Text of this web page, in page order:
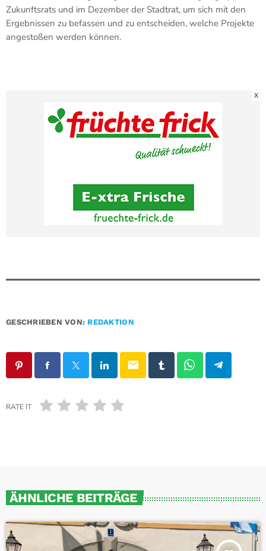
Zukunftsrats und im Dezember der Stadtrat, um sich mit den
Ergebnissen zu befassen und zu entscheiden, welche Projekte
angestoßen werden können.
X
GESCHRIEBEN VON: REDAKTION
email
RATE IT
ÄHNLICHE BEITRÄGE